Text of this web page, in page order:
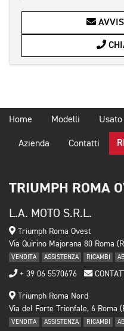
Home Modelli Usato
Azienda Contatti
TRIUMPH ROMA
L.A. MOTO S.R.L.
Triumph Roma Ovest
Via Quirino Majorana 80 Roma
VENDITA ASSISTENZA RICAMBI
+ 39 06 5570676
Triumph Roma Nord
Via del Forte Trionfale, 6 Roma
VENDITA ASSISTENZA RICAMBI